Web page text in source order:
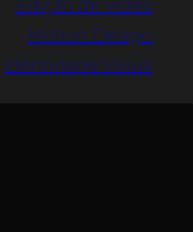
Edição de Vídeo
Motion Design
Identidade Visual